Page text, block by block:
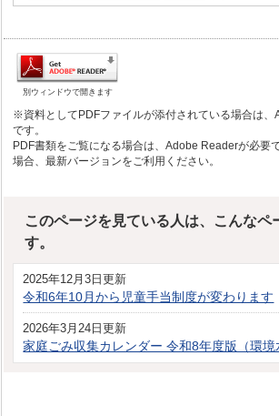
別ウィンドウで開きます
※資料としてPDFファイルが添付されている場合は、
です。
PDF書類をご覧になる場合は、Adobe Readerが必要
場合、最新バージョンをご利用ください。
このページを見ている人は、こんなペ
す。
2025年12月3日更新
令和6年10月から児童手当制度が変わります
2026年3月24日更新
家庭ごみ収集カレンダー 令和8年度版（環境